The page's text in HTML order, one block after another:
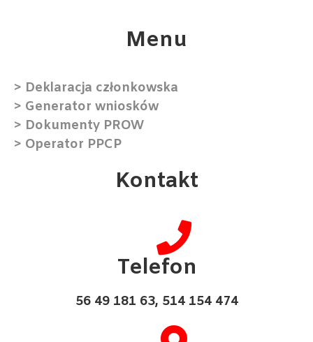
Menu​
> Deklaracja członkowska
> Generator wniosków
> Dokumenty PROW
> Operator PPCP
Kontakt
Telefon
56 49 181 63, 514 154 474